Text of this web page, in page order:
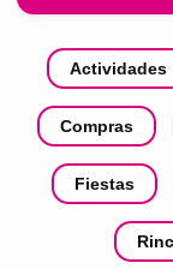
Actividades
Compras
Fiestas